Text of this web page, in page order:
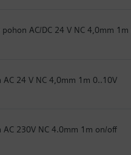
AC/DC 24 V NC 4,0mm
AC 24 V NC 4,0mm 1m 0..10V
AC 230V NC 4.0mm 1m on/off